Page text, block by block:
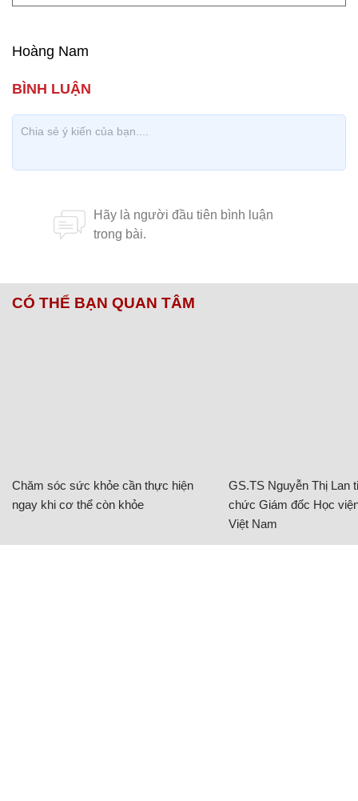
Hoàng Nam
CÓ THỂ BẠN QUAN TÂM
Chăm sóc sức khỏe cần thực hiện
ngay khi cơ thể còn khỏe
GS.TS Nguyễn Thị Lan
chức Giám đốc Học
Việt Nam